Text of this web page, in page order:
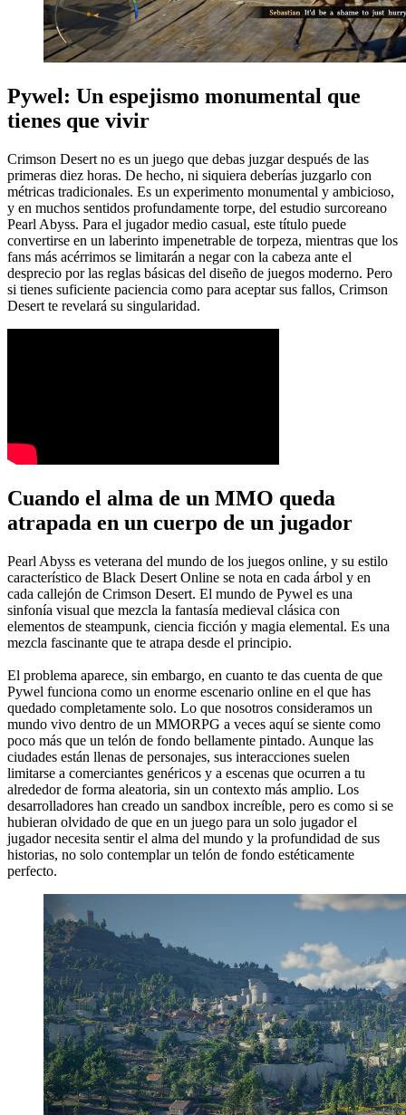
Pywel: Un espejismo monumental que
tienes que vivir
Crimson Desert no es un juego que debas juzgar después de las
primeras diez horas. De hecho, ni siquiera deberías juzgarlo con
métricas tradicionales. Es un experimento monumental y ambicioso,
y en muchos sentidos profundamente torpe, del estudio surcoreano
Pearl Abyss. Para el jugador medio casual, este título puede
convertirse en un laberinto impenetrable de torpeza, mientras que los
fans más acérrimos se limitarán a negar con la cabeza ante el
desprecio por las reglas básicas del diseño de juegos moderno. Pero
si tienes suficiente paciencia como para aceptar sus fallos, Crimson
Desert te revelará su singularidad.
Cuando el alma de un MMO queda
atrapada en un cuerpo de un jugador
Pearl Abyss es veterana del mundo de los juegos online, y su estilo
característico de Black Desert Online se nota en cada árbol y en
cada callejón de Crimson Desert. El mundo de Pywel es una
sinfonía visual que mezcla la fantasía medieval clásica con
elementos de steampunk, ciencia ficción y magia elemental. Es una
mezcla fascinante que te atrapa desde el principio.
El problema aparece, sin embargo, en cuanto te das cuenta de que
Pywel funciona como un enorme escenario online en el que has
quedado completamente solo. Lo que nosotros consideramos un
mundo vivo dentro de un MMORPG a veces aquí se siente como
poco más que un telón de fondo bellamente pintado. Aunque las
ciudades están llenas de personajes, sus interacciones suelen
limitarse a comerciantes genéricos y a escenas que ocurren a tu
alrededor de forma aleatoria, sin un contexto más amplio. Los
desarrolladores han creado un sandbox increíble, pero es como si se
hubieran olvidado de que en un juego para un solo jugador el
jugador necesita sentir el alma del mundo y la profundidad de sus
historias, no solo contemplar un telón de fondo estéticamente
perfecto.